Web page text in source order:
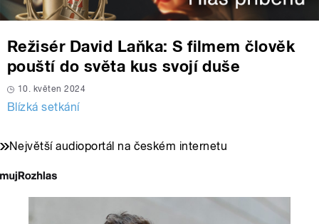
Režisér David Laňka: S filmem člověk
pouští do světa kus svojí duše
10. květen 2024
Blízká setkání
Největší audioportál na českém internetu